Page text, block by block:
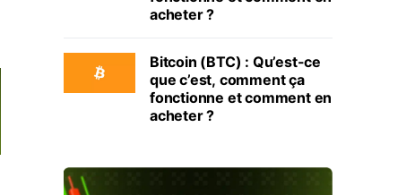
acheter ?
Bitcoin (BTC) : Qu’est-ce
que c’est, comment ça
fonctionne et comment en
acheter ?